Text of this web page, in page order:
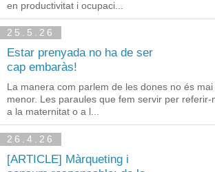
en productivitat i ocupaci...
25.5.26
Estar prenyada no ha de ser
cap embaràs!
La manera com parlem de les dones no és
menor. Les paraules que fem servir per referir-
a la maternitat o a l...
26.4.26
[ARTICLE] Màrqueting i